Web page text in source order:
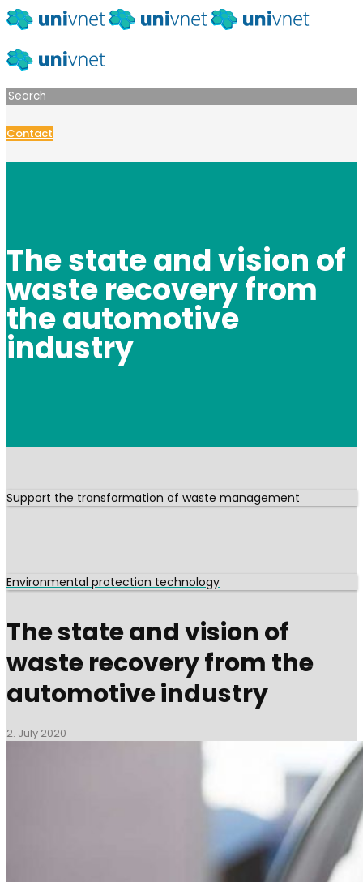
Contact
The state and vision of
waste recovery from
the automotive
industry
Support the transformation of waste management
Environmental protection technology
The state and vision of
waste recovery from the
automotive industry
2. July 2020